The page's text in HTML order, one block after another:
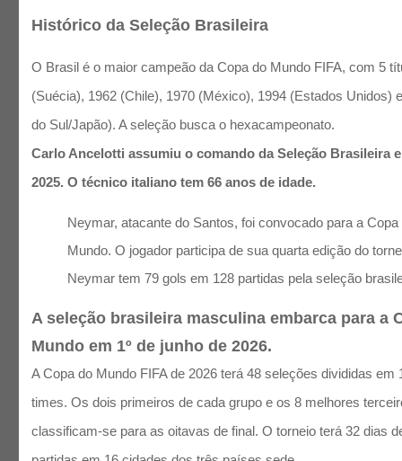
Histórico da Seleção Brasileira
O Brasil é o maior campeão da Copa do Mundo FIFA, com 5
(Suécia), 1962 (Chile), 1970 (México), 1994 (Estados Unidos)
do Sul/Japão). A seleção busca o hexacampeonato.
Carlo Ancelotti assumiu o comando da Seleção Brasileira
2025. O técnico italiano tem 66 anos de idade.
Neymar, atacante do Santos, foi convocado para a Copa
Mundo. O jogador participa de sua quarta edição do
Neymar tem 79 gols em 128 partidas pela seleção
A seleção brasileira masculina embarca para a
Mundo em 1º de junho de 2026.
A Copa do Mundo FIFA de 2026 terá 48 seleções divididas em
times. Os dois primeiros de cada grupo e os 8 melhores
classificam-se para as oitavas de final. O torneio terá 32 dias